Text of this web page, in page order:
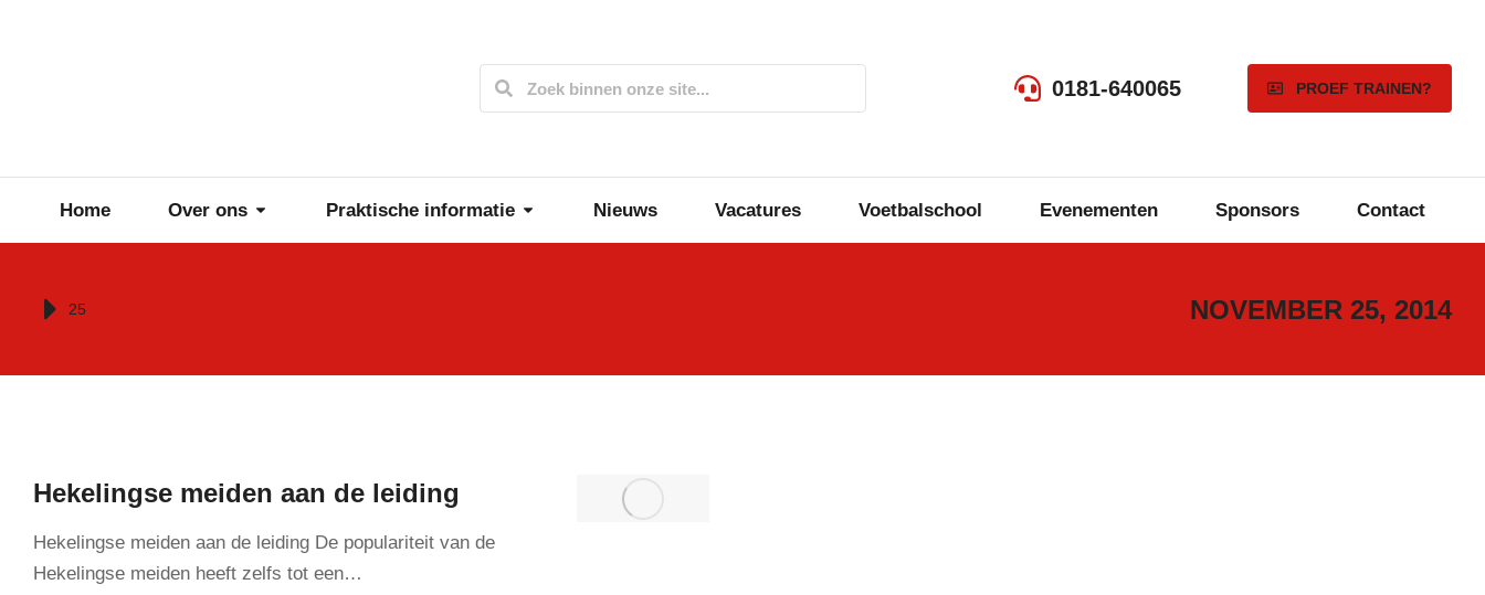
0181-640065 PROEF TRAINEN?
Home Over ons Praktische informatie Nieuws Vacatures Voetbalschool Evenementen Sponsors Contact
Je bent hier:
25 NOVEMBER 25, 2014
Hekelingse meiden aan de leiding
Hekelingse meiden aan de leiding De populariteit van de
Hekelingse meiden heeft zelfs tot een…